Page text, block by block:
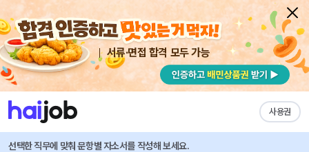
서류·면접 합격 모두 가능
사용권
채용공고 자소서 자유항목 자소서 내 작성목록
중앙대학교병원 즐겨찾기
(서울병원) 진료협력센터 행정 (계약직) 모집(2025.06)
선택한 직무에 맞춰 문항별 자소서를 작성해 보세요.